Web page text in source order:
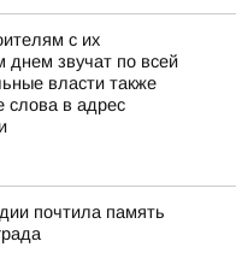
с их
звучат по всей
власти также
слова в адрес
почтила память